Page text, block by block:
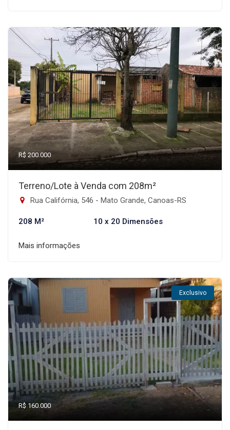
R$ 200.000
Terreno/Lote à Venda com 208m²
Rua Califórnia, 546 - Mato Grande, Canoas-RS
208 M² 10 x 20 Dimensões
Mais informações
Exclusivo
R$ 160.000